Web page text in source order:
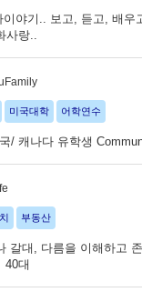
이야기.. 보고, 듣고, 배우
사랑..
미국대학 어학연수
/ 캐나다 유학생
부동산
갈대, 다름을 이해하고
40대